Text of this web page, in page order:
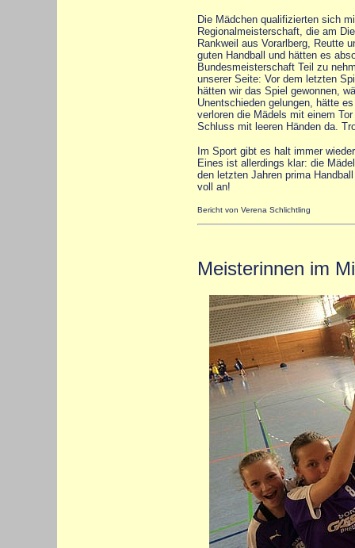
Die Mädchen qualifizierten sich
Regionalmeisterschaft, die am
Rankweil aus Vorarlberg, Reutte
guten Handball und hätten es
Bundesmeisterschaft Teil zu
unserer Seite: Vor dem letzten
hätten wir das Spiel gewonnen,
Unentschieden gelungen, hätte
verloren die Mädels mit einem
Schluss mit leeren Händen da.
Im Sport gibt es halt immer
Eines ist allerdings klar: die
den letzten Jahren prima
voll an!
Bericht von Verena Schlichtling
Meisterinnen im